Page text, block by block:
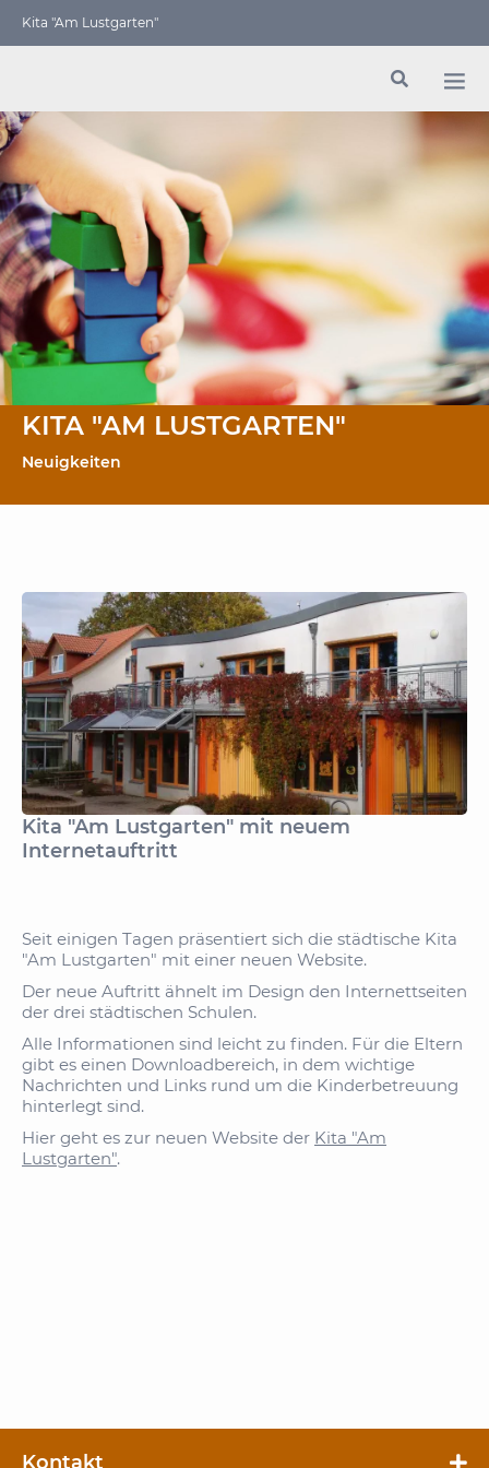
Kita "Am Lustgarten"
KITA "AM LUSTGARTEN"
Neuigkeiten
Kita "Am Lustgarten" mit neuem
Internetauftritt
Seit einigen Tagen präsentiert sich die städtische Kita
"Am Lustgarten" mit einer neuen Website.
Der neue Auftritt ähnelt im Design den Internettseiten
der drei städtischen Schulen.
Alle Informationen sind leicht zu finden. Für die Eltern
gibt es einen Downloadbereich, in dem wichtige
Nachrichten und Links rund um die Kinderbetreuung
hinterlegt sind.
Hier geht es zur neuen Website der Kita "Am
Lustgarten".
Kontakt